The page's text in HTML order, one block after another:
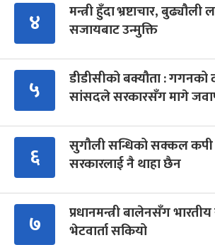
४
मन्त्री हुँदा भ्रष्टाचार,
सजायबाट उन्मुक्ति
५
डीडीसीको बक्यौता : गगनको
सांसदले सरकारसँग मागे
६
सुगौली सन्धिको सक्कल
सरकारलाई नै थाहा छैन
७
प्रधानमन्त्री बालेनसँग
भेटवार्ता सकियो